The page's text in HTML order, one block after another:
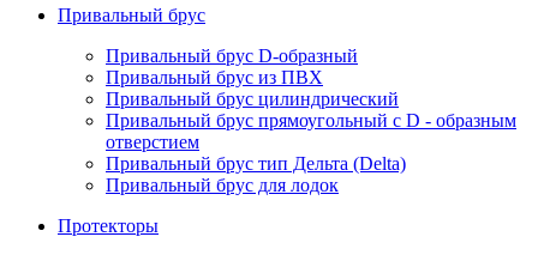
Привальный брус
Привальный брус D-образный
Привальный брус из ПВХ
Привальный брус цилиндрический
Привальный брус прямоугольный с D - образным
отверстием
Привальный брус тип Дельта (Delta)
Привальный брус для лодок
Протекторы